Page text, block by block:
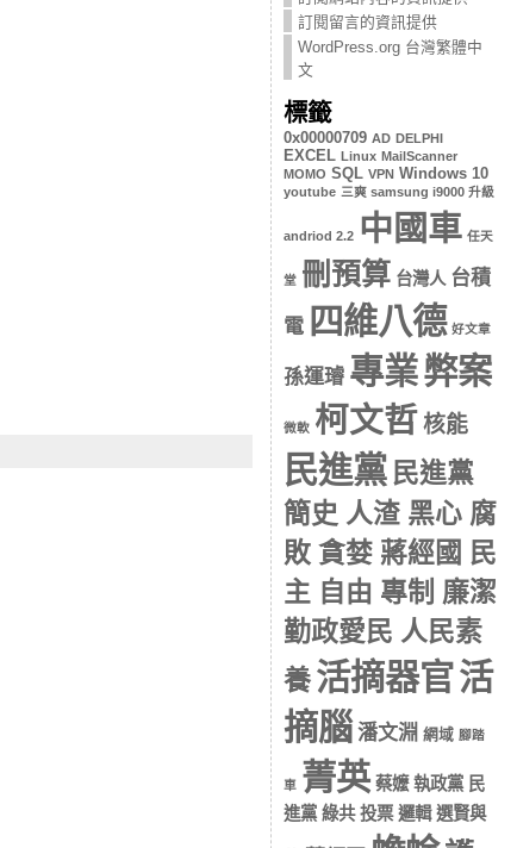
訂閱留言的資訊提供
WordPress.org 台灣繁體中
文
標籤
0x00000709 AD DELPHI
EXCEL Linux MailScanner
MOMO SQL VPN Windows 10
youtube 三爽 samsung i9000 升級
andriod 2.2 中國車 任天
堂 刪預算 台灣人 台積
電 四維八德 好文章
孫運璿 專業弊案
微軟 柯文哲 核能
民進黨 民進黨
簡史 人渣 黑心 腐
敗 貪婪 蔣經國 民
主 自由 專制 廉潔
勤政愛民 人民素
養 活摘器官活
摘腦 潘文淵 網域 腳踏
車 菁英 蔡嬤 執政黨 民
進黨 綠共 投票 邏輯 選賢與